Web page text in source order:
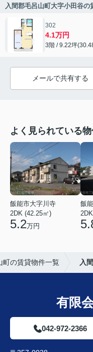
入間郡毛呂山町大字小田谷
302
4.1万円
3階 / 9.22坪
メールで共有する
よく見られている
飯能市大字川寺
2DK (42.25㎡)
5.2万円
飯
町の賃貸物件一覧 入
有限
042-972-2366